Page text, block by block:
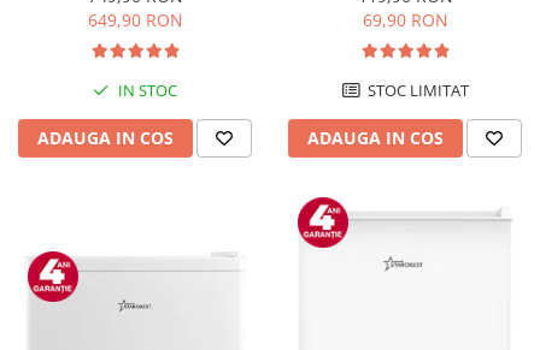
Termostat reglabil, Alb
649,90 RON
IN STOC
ADAUGA IN COS
30 cm, Inox / Negru
69,90 RON
STOC LIMITAT
ADAUGA IN COS